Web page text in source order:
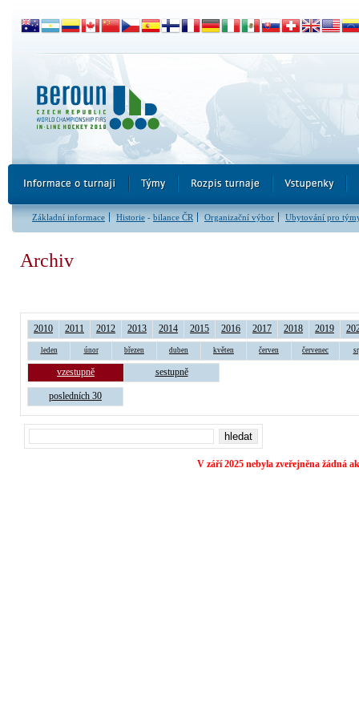
Základní informace Historie - bilance ČR Organizační výbor Ubytování pro
Archiv
2010 2011 2012 2013 2014 2015 2016 2017 2018 2019
leden únor březen duben květen červen červenec
vzestupně sestupně
posledních 30
V září 2025 nebyla zveřejněna žádná